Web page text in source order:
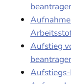
Aufstieg